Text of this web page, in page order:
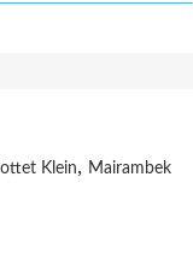
Klein, Mairambek